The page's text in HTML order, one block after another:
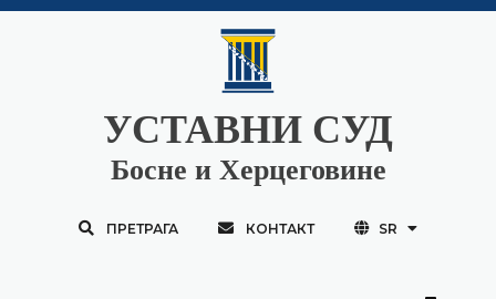
УСТАВНИ СУД
Босне и Херцеговине
ПРЕТРАГА КОНТАКТ SR